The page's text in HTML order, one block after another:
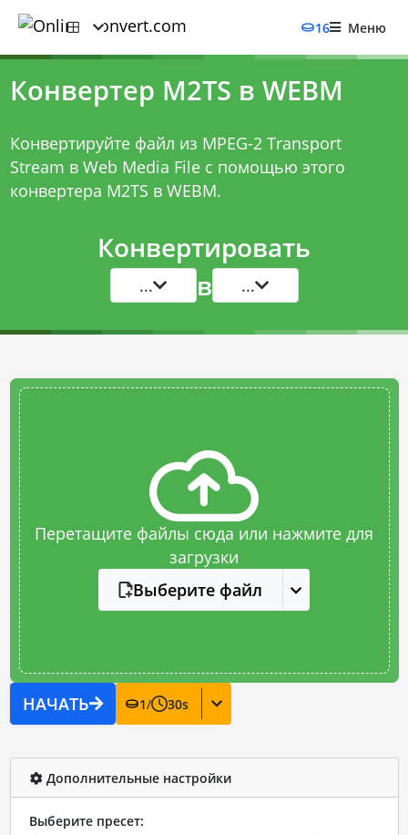
16 Меню
Конвертер M2TS в WEBM
Конвертируйте файл из MPEG-2 Transport
Stream в Web Media File с помощью этого
конвертера M2TS в WEBM.
Конвертировать
... в ...
Перетащите файлы сюда или нажмите для
загрузки
Выберите файл
НАЧАТЬ 1/ 30s
Дополнительные настройки
Выберите пресет: